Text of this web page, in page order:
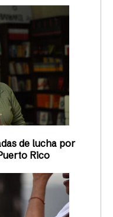
de lucha por
Rico